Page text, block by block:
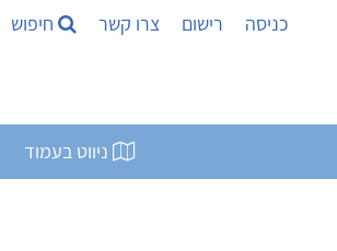
כניסה רישום צרו קשר חיפוש
ניווט בעמוד